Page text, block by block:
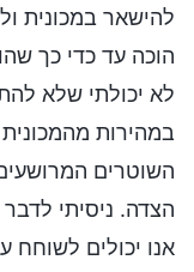
להישאר במכונית
הוכה עד כדי כך
לא יכולתי שלא
במהירות
השוטרים
הצדה. ניסיתי
אנו יכולים לשוחח